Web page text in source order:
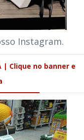
Instagram.
| Clique no banner e